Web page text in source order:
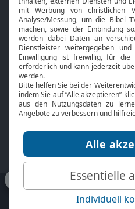
Bibel TV
Über uns
Jobs
Mediadaten
bibeltv.de: